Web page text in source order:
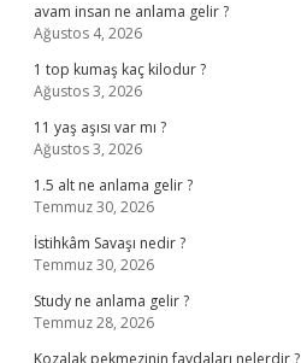
avam insan ne anlama gelir ?
Ağustos 4, 2026
1 top kumaş kaç kilodur ?
Ağustos 3, 2026
11 yaş aşısı var mı ?
Ağustos 3, 2026
1.5 alt ne anlama gelir ?
Temmuz 30, 2026
İstihkâm Savaşı nedir ?
Temmuz 30, 2026
Study ne anlama gelir ?
Temmuz 28, 2026
Kozalak pekmezinin faydaları nelerdir ?